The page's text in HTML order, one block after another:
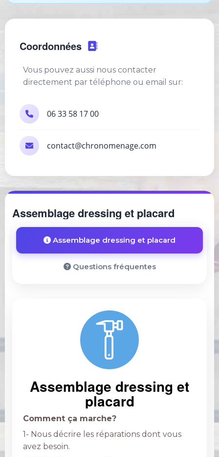
Assemblage dressing et placard
Assemblage dressing et placard
Questions fréquentes
Assemblage dressing et
placard
Comment ça marche?
1- Nous décrire les réparations dont vous
avez besoin.
Coordonnées
Vous pouvez aussi nous contacter
directement par téléphone ou email sur:
06 33 58 17 00
contact@chronomenage.com